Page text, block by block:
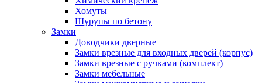
Хомуты
Шурупы по бетону
Замки
Доводчики дверные
Замки врезные для входных дверей (корпус)
Замки врезные с ручками (комплект)
Замки мебельные